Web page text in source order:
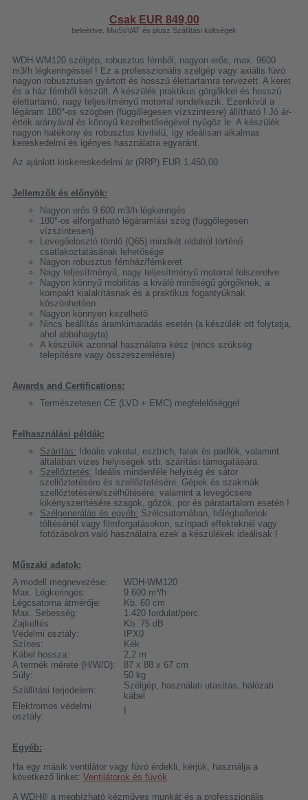
Csak EUR 849,00
beleértve. MwSt/VAT és plusz Szállítási költségek
WDH-WM120 szélgép, robusztus fémből, nagyon erős, max. 9600
m3/h légkeringéssel ! Ez a professzionális szélgép vagy axiális fúvó
nagyon robusztusan gyártott és hosszú élettartamra tervezett. A keret
és a ház fémből készült. A készülék praktikus görgőkkel és hosszú
élettartamú, nagy teljesítményű motorral rendelkezik. Ezenkívül a
légáram 180°-os szögben (függőlegesen vízszintesre) állítható ! Jó ár-
érték arányával és könnyű kezelhetőségével nyűgöz le. A készülék
nagyon hatékony és robusztus kivitelű, így ideálisan alkalmas
kereskedelmi és igényes használatra egyaránt.
Az ajánlott kiskereskedelmi ár (RRP) EUR 1.450,00
Jellemzők és előnyök:
Nagyon erős 9.600 m3/h légkeringés
180°-os elforgatható légáramlási szög (függőlegesen
vízszintesen)
Levegőelosztó tömlő (Q65) mindkét oldalról történő
csatlakoztatásának lehetősége
Nagyon robusztus fémház/fémkeret
Nagy teljesítményű, nagy teljesítményű motorral felszerelve
Nagyon könnyű mobilitás a kiváló minőségű görgőknek, a
kompakt kialakításnak és a praktikus fogantyúknak
köszönhetően
Nagyon könnyen kezelhető
Nincs beállítás áramkimaradás esetén (a készülék ott folytatja,
ahol abbahagyta)
A készülék azonnal használatra kész (nincs szükség
telepítésre vagy összeszerelésre)
Awards and Certifications:
Természetesen CE (LVD + EMC) megfelelőséggel
Felhasználási példák:
Szárítás: Ideális vakolat, esztrich, falak és padlók, valamint
általában vizes helyiségek stb. szárítási támogatására.
Szellőztetés: Ideális mindenféle helyiség és sátor
szellőztetésére és szellőztetésére. Gépek és szakmák
szellőztetésére/szélhűtésére, valamint a levegőcsere
kikényszerítésére szagok, gőzök, por és páratartalom esetén !
Szélgenerálás és egyéb: Szélcsatornában, hőlégballonok
töltésénél vagy filmforgatásokon, színpadi effekteknél vagy
fotózásokon való használatra ezek a készülékek ideálisak !
Műszaki adatok:
A modell megnevezése:
WDH-WM120
Max. Légkeringés:
9.600 m³/h
Légcsatorna átmérője:
Kb. 60 cm
Max. Sebesség:
1.420 fordulat/perc.
Zajkeltés:
Kb. 75 dB
Védelmi osztály:
IPX0
Színes:
Kék
Kábel hossza:
2,2 m
A termék mérete (H/W/D):
87 x 88 x 67 cm
Súly:
50 kg
Szállítási terjedelem:
Szélgép, használati utasítás, hálózati
kábel
Elektromos védelmi
osztály:
Egyéb:
Ha egy másik ventilátor vagy fúvó érdekli, kérjük, használja a
következő linket: Ventilátorok és fúvók
A WDH® a megbízható kézműves munkát és a professzionális